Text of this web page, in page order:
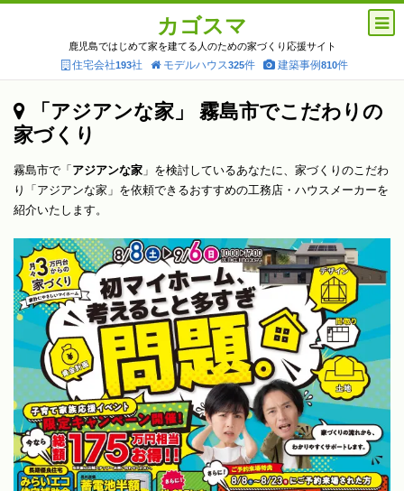
カゴスマ
鹿児島ではじめて家を建てる人のための家づくり応援サイト
住宅会社193社 モデルハウス325件 建築事例810件
「アジアンな家」 霧島市でこだわりの
家づくり
霧島市で「 アジアンな家 」を検討しているあなたに、家づくりのこだわ
り「アジアンな家」を依頼できるおすすめの工務店・ハウスメーカーを
紹介いたします。